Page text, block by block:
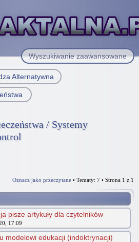
Wyszukiwanie zaawansowane
Alternatywna
/ Systemy przekonań / Mind control
/ Systemy
Oznacz jako przeczytane • Tematy: 7 • Strona 1 z 1
pisze artykuły dla czytelników
17:09
modelowi edukacji (indoktrynacji)